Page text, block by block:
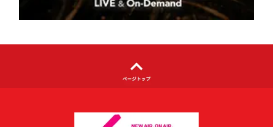
利用者情報の外部送信について